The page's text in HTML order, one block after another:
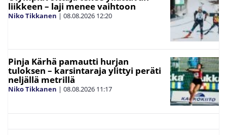
liikkeen – laji menee vaihtoon
Niko Tikkanen | 08.08.2026 12:20
Pinja Kärhä pamautti hurjan
tuloksen – karsintaraja ylittyi peräti
neljällä metrillä
Niko Tikkanen | 08.08.2026 11:17